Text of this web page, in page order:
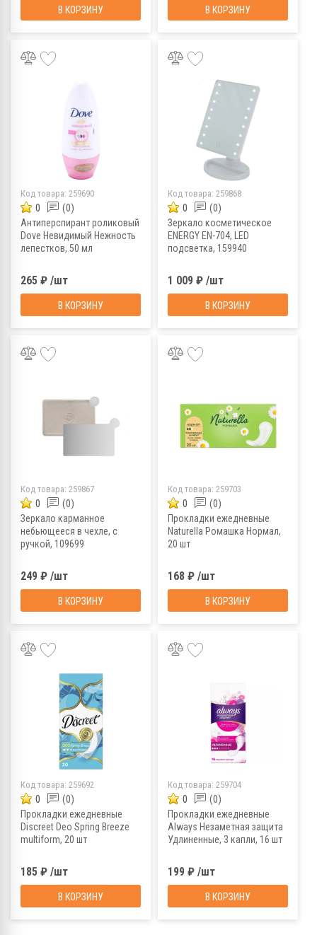
В КОРЗИНУ В КОРЗИНУ
Код товара: 259690
0 (0)
Антиперспирант роликовый
Dove Невидимый Нежность
лепестков, 50 мл
265 ₽ /шт
В КОРЗИНУ
Код товара: 259868
0 (0)
Зеркало косметическое
ENERGY EN-704, LED
подсветка, 159940
1 009 ₽ /шт
В КОРЗИНУ
Код товара: 259867
0 (0)
Зеркало карманное
небьющееся в чехле, с
ручкой, 109699
249 ₽ /шт
В КОРЗИНУ
Код товара: 259703
0 (0)
Прокладки ежедневные
Naturella Ромашка Нормал,
20 шт
168 ₽ /шт
В КОРЗИНУ
Код товара: 259692
0 (0)
Прокладки ежедневные
Discreet Deo Spring Breeze
multiform, 20 шт
185 ₽ /шт
В КОРЗИНУ
Код товара: 259704
0 (0)
Прокладки ежедневные
Always Незаметная защита
Удлиненные, 3 капли, 16 шт
199 ₽ /шт
В КОРЗИНУ